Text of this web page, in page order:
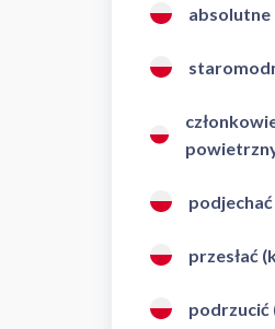
absolutne
podjechać
przesłać
podrzucić